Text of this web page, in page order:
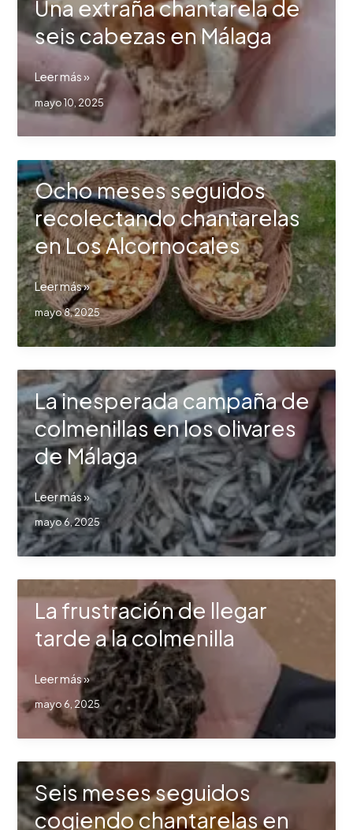
de
Gaucín
Una extraña chantarela de
seis cabezas en Málaga
Una
extraña
chantarela
cabezas
en
Málaga
Leer más »
mayo 10, 2025
Ocho meses seguidos
recolectando chantarelas
en Los Alcornocales
Ocho
meses
seguidos
recolectando
en
Los
Alcornocales
Leer más »
mayo 8, 2025
La inesperada campaña de
colmenillas en los olivares
de Málaga
La
inesperada
campaña
de
los
olivares
de
Leer más »
mayo 6, 2025
La frustración de llegar
tarde a la colmenilla
La
frustración
de
a
la
colmenilla
Leer más »
mayo 6, 2025
Seis meses seguidos
cogiendo chantarelas en